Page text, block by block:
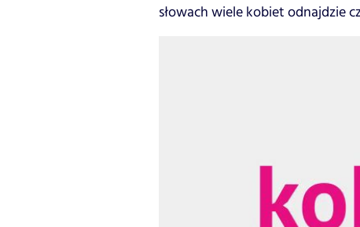
słowach wiele kobiet odnajdzie